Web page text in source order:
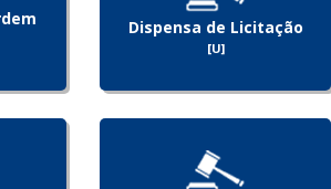
Dispensa de Licitação
[U]